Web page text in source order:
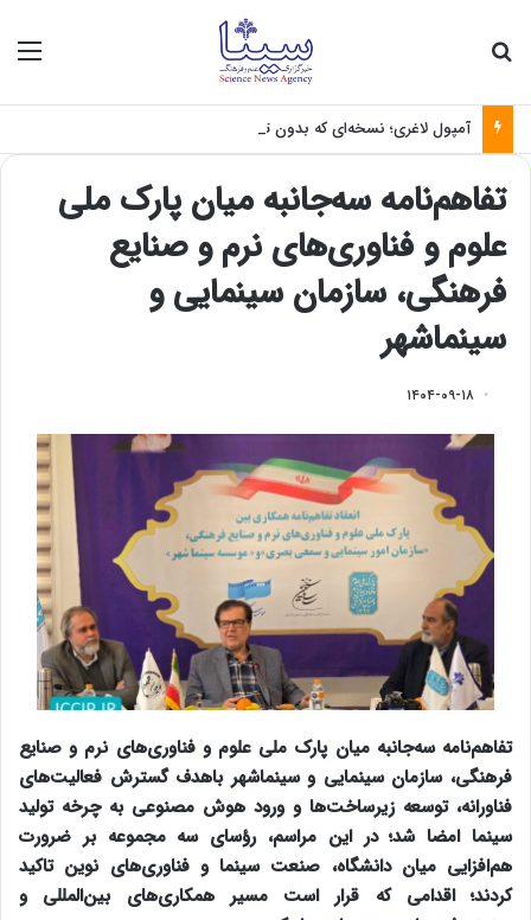
آمپول لاغری؛ نسخه‌ای که بدون تغذیه خطرناک می‌شود
تفاهم‌نامه سه‌جانبه میان پارک ملی
علوم و فناوری‌های نرم و صنایع
فرهنگی، سازمان سینمایی و
سینماشهر
۱۴۰۴-۰۹-۱۸
تفاهم‌نامه سه‌جانبه میان پارک ملی علوم و فناوری‌های نرم و صنایع
فرهنگی، سازمان سینمایی و سینماشهر باهدف گسترش فعالیت‌های
فناورانه، توسعه زیرساخت‌ها و ورود هوش مصنوعی به چرخه تولید
سینما امضا شد؛ در این مراسم، رؤسای سه مجموعه بر ضرورت
هم‌افزایی میان دانشگاه، صنعت سینما و فناوری‌های نوین تاکید
کردند؛ اقدامی که قرار است مسیر همکاری‌های بین‌المللی و